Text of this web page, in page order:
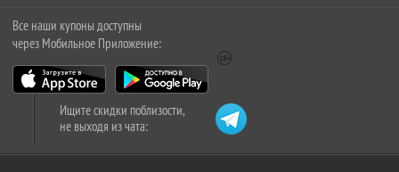
Все наши купоны доступны
через Мобильное Приложение:
Ищите скидки поблизости,
не выходя из чата: